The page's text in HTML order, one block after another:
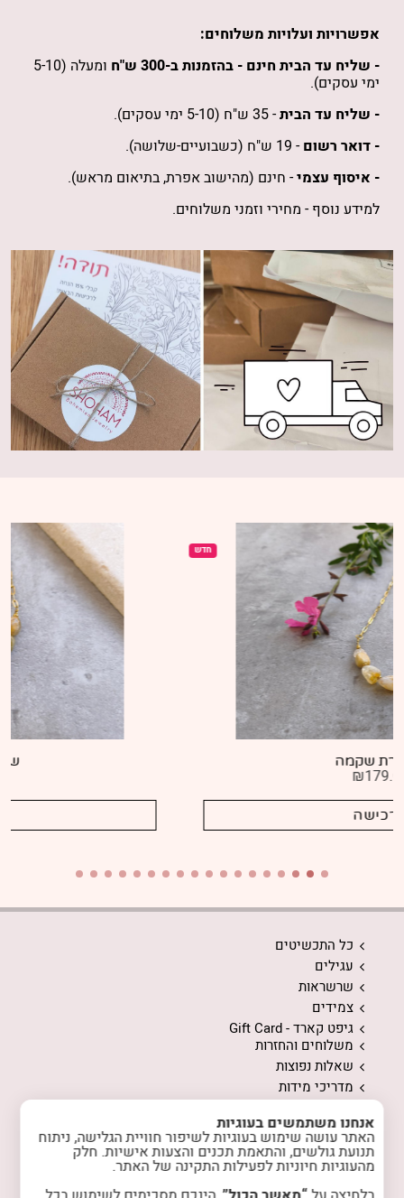
אפשרויות ועלויות משלוחים:
- שליח עד הבית חינם - בהזמנותב-300 ש"ח ומעלה (5-10
ימי עסקים).
- שליח עד הבית- 35 ש"ח (5-10 ימי עסקים).
- דואר רשום- 19 ש"ח (כשבועיים-שלושה).
- איסוף עצמי- חינם (מהישוב אפרת, בתיאום מראש).
למידע נוסף - מחירי וזמני משלוחים.
כל התכשיטים
עגילים
שרשראות
צמידים
גיפט קארד - Gift Card
משלוחים והחזרות
שאלות נפוצות
מדריכי מידות
המלצות לשמירה על התכשיטים
אודות
המלצות מלקוחות
טיפים והשראה
אנחנו משתמשים בעוגיות
האתר עושה שימוש בעוגיות לשיפור חוויית הגלישה, ניתוח
תנועת גולשים, והתאמת תכנים והצעות אישיות. חלק
מהעוגיות חיוניות לפעילות התקינה של האתר.